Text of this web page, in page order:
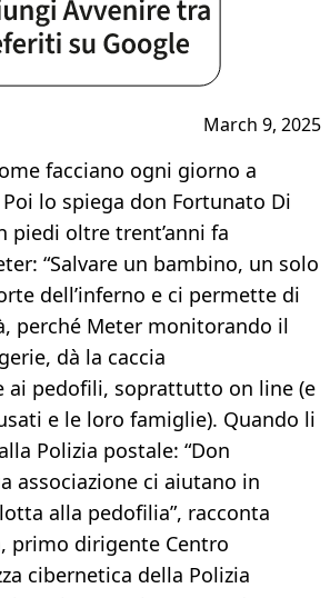
March 9, 2025
facciano ogni giorno a
lo spiega don Fortunato Di
piedi oltre trent’anni fa
“Salvare un bambino, un solo
dell’inferno e ci permette di
perché Meter monitorando il
dà la caccia
ai pedofili, soprattutto on line (e
e le loro famiglie). Quando li
Polizia postale: “Don
associazione ci aiutano in
alla pedofilia”, racconta
primo dirigente Centro
cibernetica della Polizia